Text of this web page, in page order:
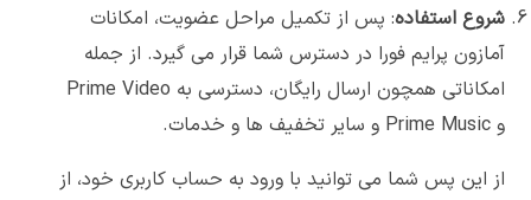
شروع استفاده: پس از تکمیل مراحل عضویت، امکانات
آمازون پرایم فورا در دسترس شما قرار می گیرد. از جمله
امکاناتی همچون ارسال رایگان، دسترسی به Prime Video
و Prime Music و سایر تخفیف ها و خدمات.
از این پس شما می توانید با ورود به حساب کاربری خود، از